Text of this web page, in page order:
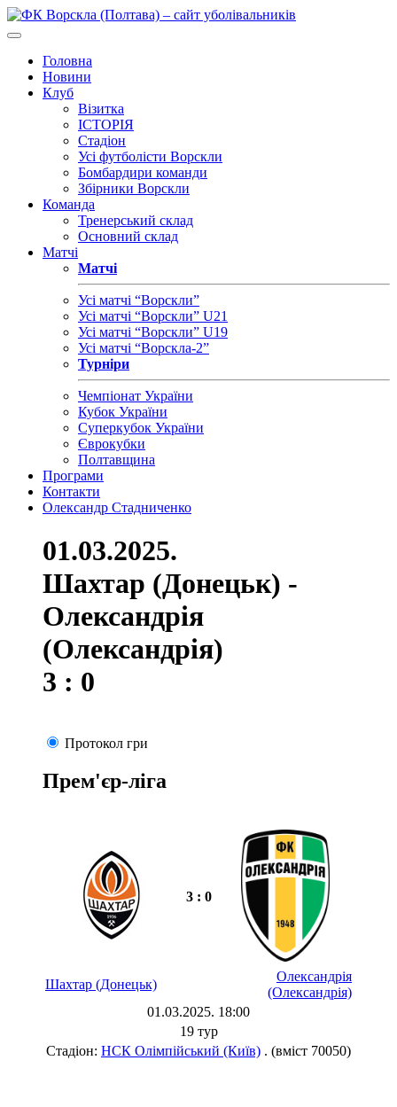
Головна
Новини
Клуб
Візитка
ІСТОРІЯ
Стадіон
Усі футболісти Ворскли
Бомбардири команди
Збірники Ворскли
Команда
Тренерський склад
Основний склад
Матчі
Матчі
Усі матчі “Ворскли”
Усі матчі “Ворскли” U21
Усі матчі “Ворскли” U19
Усі матчі “Ворскла-2”
Турніри
Чемпіонат України
Кубок України
Суперкубок України
Єврокубки
Полтавщина
Програми
Контакти
Олександр Стадниченко
01.03.2025.
Шахтар (Донецьк) -
Олександрія
(Олександрія)
3 : 0
Протокол гри
Прем'єр-ліга
3 : 0
Шахтар (Донецьк)
Олександрія
(Олександрія)
01.03.2025. 18:00
19 тур
Стадіон: НСК Олімпійський (Київ) . (вміст 70050)